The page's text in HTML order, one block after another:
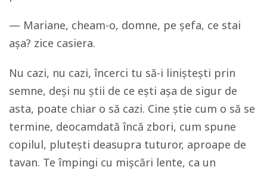
— Mariane, cheam-o, domne, pe șefa, ce stai
așa? zice casiera.
Nu cazi, nu cazi, încerci tu să-i liniștești prin
semne, deși nu știi de ce ești așa de sigur de
asta, poate chiar o să cazi. Cine știe cum o să se
termine, deocamdată încă zbori, cum spune
copilul, plutești deasupra tuturor, aproape de
tavan. Te împingi cu mișcări lente, ca un